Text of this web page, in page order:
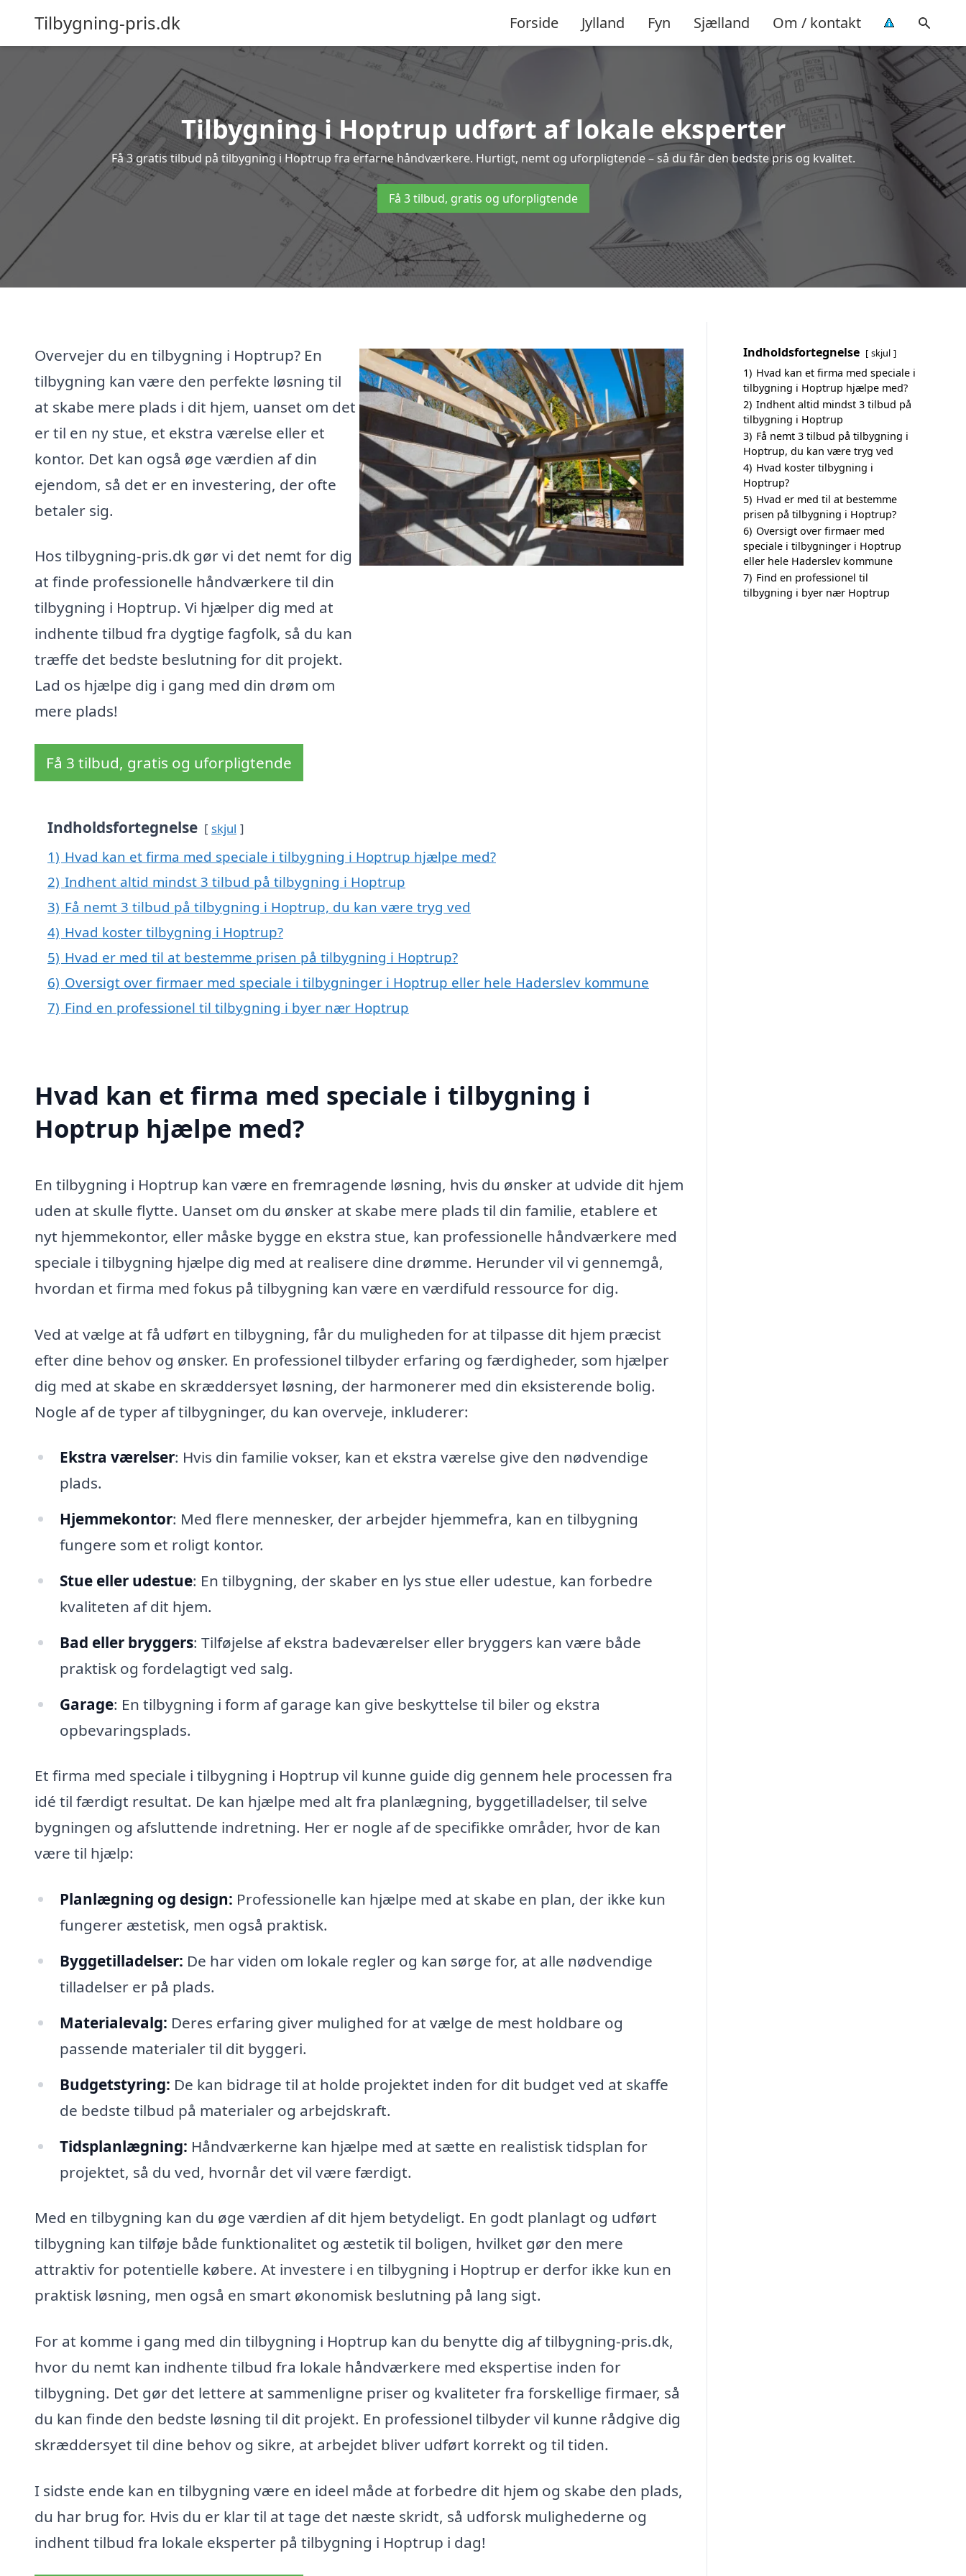
Tilbygning-pris.dk Forside Jylland Fyn Sjælland Om / kontakt
Tilbygning i Hoptrup udført af lokale eksperter
Få 3 gratis tilbud på tilbygning i Hoptrup fra erfarne håndværkere. Hurtigt, nemt og uforpligtende – så du får den bedste pris og kvalitet.
Få 3 tilbud, gratis og uforpligtende
Overvejer du en tilbygning i Hoptrup? En
tilbygning kan være den perfekte løsning til
at skabe mere plads i dit hjem, uanset om det
er til en ny stue, et ekstra værelse eller et
kontor. Det kan også øge værdien af din
ejendom, så det er en investering, der ofte
betaler sig.
Hos tilbygning-pris.dk gør vi det nemt for dig
at finde professionelle håndværkere til din
tilbygning i Hoptrup. Vi hjælper dig med at
indhente tilbud fra dygtige fagfolk, så du kan
træffe det bedste beslutning for dit projekt.
Lad os hjælpe dig i gang med din drøm om
mere plads!
Få 3 tilbud, gratis og uforpligtende
Indholdsfortegnelse skjul
1) Hvad kan et firma med speciale i tilbygning i Hoptrup hjælpe med?
2) Indhent altid mindst 3 tilbud på tilbygning i Hoptrup
3) Få nemt 3 tilbud på tilbygning i Hoptrup, du kan være tryg ved
4) Hvad koster tilbygning i Hoptrup?
5) Hvad er med til at bestemme prisen på tilbygning i Hoptrup?
6) Oversigt over firmaer med speciale i tilbygninger i Hoptrup eller hele Haderslev kommune
7) Find en professionel til tilbygning i byer nær Hoptrup
Hvad kan et firma med speciale i tilbygning i
Hoptrup hjælpe med?
En tilbygning i Hoptrup kan være en fremragende løsning, hvis du ønsker at udvide dit hjem
uden at skulle flytte. Uanset om du ønsker at skabe mere plads til din familie, etablere et
nyt hjemmekontor, eller måske bygge en ekstra stue, kan professionelle håndværkere med
speciale i tilbygning hjælpe dig med at realisere dine drømme. Herunder vil vi gennemgå,
hvordan et firma med fokus på tilbygning kan være en værdifuld ressource for dig.
Ved at vælge at få udført en tilbygning, får du muligheden for at tilpasse dit hjem præcist
efter dine behov og ønsker. En professionel tilbyder erfaring og færdigheder, som hjælper
dig med at skabe en skræddersyet løsning, der harmonerer med din eksisterende bolig.
Nogle af de typer af tilbygninger, du kan overveje, inkluderer:
Ekstra værelser: Hvis din familie vokser, kan et ekstra værelse give den nødvendige
plads.
Hjemmekontor: Med flere mennesker, der arbejder hjemmefra, kan en tilbygning
fungere som et roligt kontor.
Stue eller udestue: En tilbygning, der skaber en lys stue eller udestue, kan forbedre
kvaliteten af dit hjem.
Bad eller bryggers: Tilføjelse af ekstra badeværelser eller bryggers kan være både
praktisk og fordelagtigt ved salg.
Garage: En tilbygning i form af garage kan give beskyttelse til biler og ekstra
opbevaringsplads.
Et firma med speciale i tilbygning i Hoptrup vil kunne guide dig gennem hele processen fra
idé til færdigt resultat. De kan hjælpe med alt fra planlægning, byggetilladelser, til selve
bygningen og afsluttende indretning. Her er nogle af de specifikke områder, hvor de kan
være til hjælp:
Planlægning og design: Professionelle kan hjælpe med at skabe en plan, der ikke kun
fungerer æstetisk, men også praktisk.
Byggetilladelser: De har viden om lokale regler og kan sørge for, at alle nødvendige
tilladelser er på plads.
Materialevalg: Deres erfaring giver mulighed for at vælge de mest holdbare og
passende materialer til dit byggeri.
Budgetstyring: De kan bidrage til at holde projektet inden for dit budget ved at skaffe
de bedste tilbud på materialer og arbejdskraft.
Tidsplanlægning: Håndværkerne kan hjælpe med at sætte en realistisk tidsplan for
projektet, så du ved, hvornår det vil være færdigt.
Med en tilbygning kan du øge værdien af dit hjem betydeligt. En godt planlagt og udført
tilbygning kan tilføje både funktionalitet og æstetik til boligen, hvilket gør den mere
attraktiv for potentielle købere. At investere i en tilbygning i Hoptrup er derfor ikke kun en
praktisk løsning, men også en smart økonomisk beslutning på lang sigt.
For at komme i gang med din tilbygning i Hoptrup kan du benytte dig af tilbygning-pris.dk,
hvor du nemt kan indhente tilbud fra lokale håndværkere med ekspertise inden for
tilbygning. Det gør det lettere at sammenligne priser og kvaliteter fra forskellige firmaer, så
du kan finde den bedste løsning til dit projekt. En professionel tilbyder vil kunne rådgive dig
skræddersyet til dine behov og sikre, at arbejdet bliver udført korrekt og til tiden.
I sidste ende kan en tilbygning være en ideel måde at forbedre dit hjem og skabe den plads,
du har brug for. Hvis du er klar til at tage det næste skridt, så udforsk mulighederne og
indhent tilbud fra lokale eksperter på tilbygning i Hoptrup i dag!
Indholdsfortegnelse skjul
1) Hvad kan et firma med speciale i
tilbygning i Hoptrup hjælpe med?
2) Indhent altid mindst 3 tilbud på
tilbygning i Hoptrup
3) Få nemt 3 tilbud på tilbygning i
Hoptrup, du kan være tryg ved
4) Hvad koster tilbygning i
Hoptrup?
5) Hvad er med til at bestemme
prisen på tilbygning i Hoptrup?
6) Oversigt over firmaer med
speciale i tilbygninger i Hoptrup
eller hele Haderslev kommune
7) Find en professionel til
tilbygning i byer nær Hoptrup